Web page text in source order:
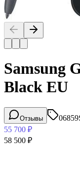
Samsung
Black EU
Отзывы 06859
55 700 ₽
58 500 ₽